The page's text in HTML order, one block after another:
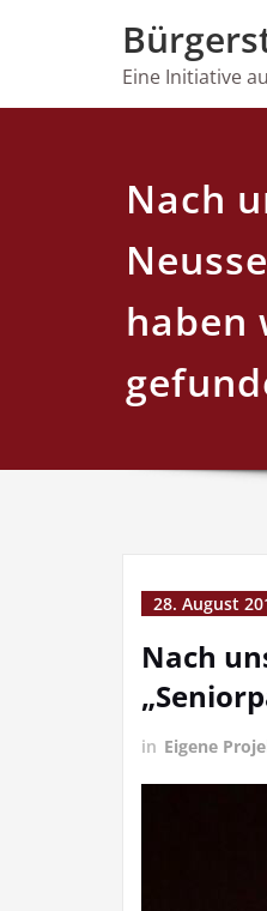
Eine Initiative
Nach
haben
28. August
Nach
in Eigene